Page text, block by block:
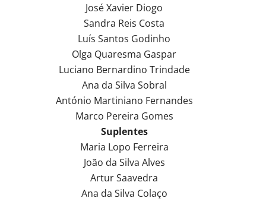
José Xavier Diogo
Sandra Reis Costa
Luís Santos Godinho
Olga Quaresma Gaspar
Luciano Bernardino Trindade
Ana da Silva Sobral
António Martiniano Fernandes
Marco Pereira Gomes
Suplentes
Maria Lopo Ferreira
João da Silva Alves
Artur Saavedra
Ana da Silva Colaço